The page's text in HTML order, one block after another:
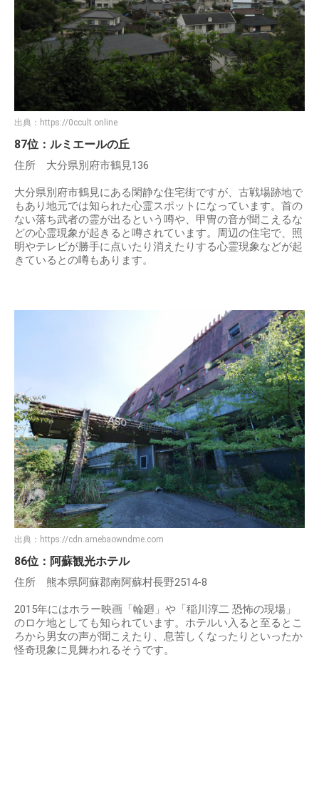
出典： https://0ccult.online
87位：ルミエールの丘
住所 大分県別府市鶴見136
大分県別府市鶴見にある閑静な住宅街ですが、古戦場跡地で
もあり地元では知られた心霊スポットになっています。首の
ない落ち武者の霊が出るという噂や、甲冑の音が聞こえるな
どの心霊現象が起きると噂されています。周辺の住宅で、照
明やテレビが勝手に点いたり消えたりする心霊現象などが起
きているとの噂もあります。
出典： https://cdn.amebaowndme.com
86位：阿蘇観光ホテル
住所 熊本県阿蘇郡南阿蘇村長野2514-8
2015年にはホラー映画「輪廻」や「稲川淳二 恐怖の現場」
のロケ地としても知られています。ホテルい入ると至るとこ
ろから男女の声が聞こえたり、息苦しくなったりといったか
怪奇現象に見舞われるそうです。